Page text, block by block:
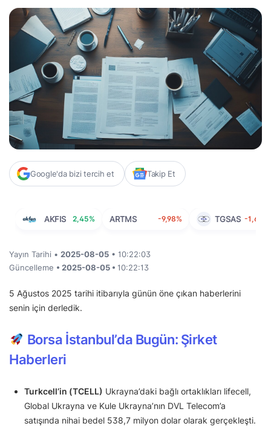
Google'da bizi tercih et Takip Et
AKFIS 2,45% ARTMS -9,98% TGSAS -1,60%
Yayın Tarihi • 2025-08-05 • 10:22:03
Güncelleme • 2025-08-05 • 10:22:13
5 Ağustos 2025 tarihi itibarıyla günün öne çıkan haberlerini
senin için derledik.
Borsa İstanbul’da Bugün: Şirket
Haberleri
Turkcell’in (TCELL) Ukrayna’daki bağlı ortaklıkları lifecell,
Global Ukrayna ve Kule Ukrayna’nın DVL Telecom’a
satışında nihai bedel 538,7 milyon dolar olarak gerçekleşti.